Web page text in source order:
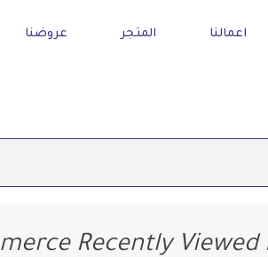
اعمالنا المتجر عروضنا
Recently